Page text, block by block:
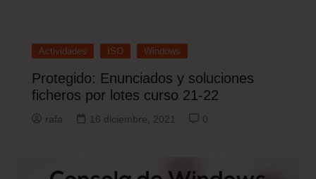
Actividades ISO Windows
Protegido: Enunciados y soluciones
ficheros por lotes curso 21-22
rafa 16 diciembre, 2021 0